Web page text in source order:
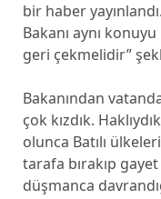
bir haber
Bakanı aynı
geri çekmelidir”
Bakanından
çok kızdık.
olunca Batılı
tarafa bırakıp
düşmanca